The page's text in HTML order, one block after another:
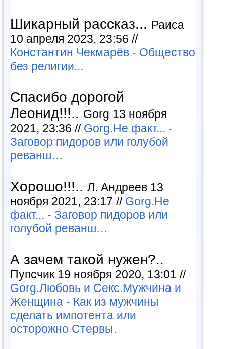
Шикарный рассказ... Раиса
10 апреля 2023, 23:56 //
Константин Чекмарёв - Общество
без религии...
Спасибо дорогой
Леонид!!!.. Gorg 13 ноября
2021, 23:36 // Gorg.Не факт... -
Заговор пидоров или голубой
реванш…
Хорошо!!!.. Л. Андреев 13
ноября 2021, 23:17 // Gorg.Не
факт... - Заговор пидоров или
голубой реванш…
А зачем такой нужен?..
Пупсчик 19 ноября 2020, 13:01 //
Gorg.Любовь и Секс.Мужчина и
Женщина - Как из мужчины
сделать импотента или
осторожно Стервы.